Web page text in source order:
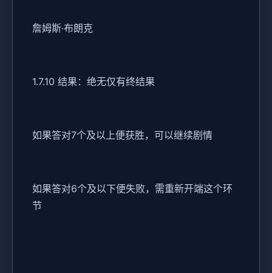
詹姆斯·布朗克
1.7.10 结果：绝无仅有终结果
如果答对7个及以上便获胜，可以继续剧情
如果答对6个及以下便失败，需重新开端这个环
节